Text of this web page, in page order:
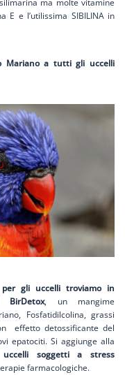
E e l’utilissima SIBILINA in
Mariano a tutti gli uccelli
per gli uccelli troviamo in
, un mangime
Fosfatidilcolina, grassi
effetto detossificante del
epatociti. Si aggiunge alla
uccelli soggetti a stress
farmacologiche.